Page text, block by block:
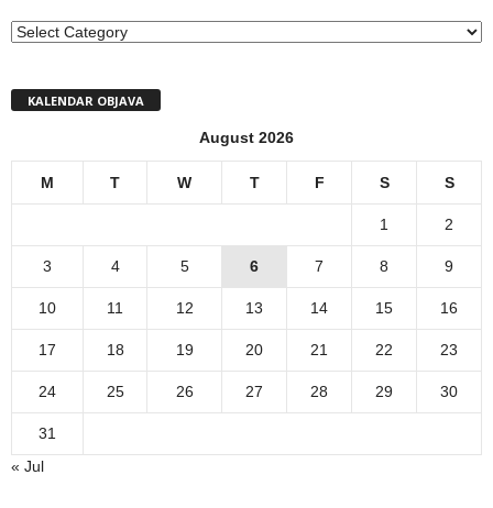
MENI
KALENDAR OBJAVA
August 2026
M T W T F S S
1 2
3 4 5 6 7 8 9
10 11 12 13 14 15 16
17 18 19 20 21 22 23
24 25 26 27 28 29 30
31
« Jul